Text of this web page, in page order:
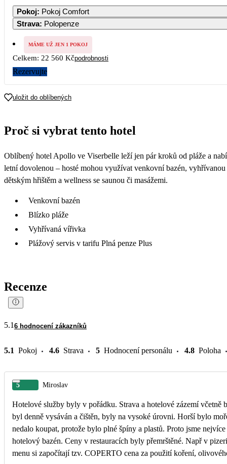
1 2 3 4 5
7 8 9 10 11 12
14 15
21 22 23 24 25 26
Pokoj: Pokoj Comfort
Strava: Polopenze
MÁME UŽ JEN 1 POKOJ
Celkem: 22 560 Kčpodrobnosti
Rezervujte
uložit do oblíbených
Proč si vybrat tento hotel
Oblíbený hotel Apollo ve Viserbelle leží jen pár kroků od pláže a
letní dovolenou – hosté mohou využívat venkovní bazén,
dětským hřištěm a wellness se saunou či masážemi.
Venkovní bazén
Blízko pláže
Vyhřívaná vířivka
Plážový servis v tarifu Plná penze Plus
Recenze
5.1 6 hodnocení zákazníků
5.1 Pokoj 4.6 Strava 5 Hodnocení personálu 4.8 Poloha
5 Miroslav
Hotelové služby byly v pořádku. Strava a hotelové zázemí včetně
byl denně vysáván a čištěn, byly na vysoké úrovni. Horší bylo
nedalo koupat, protože bylo plné špíny a plastů. Proto jsme
hotelový bazén. Ceny v restauracích byly přemrštěné. Např v
menu si započítají tzv. COPERTO cena za použití koření,